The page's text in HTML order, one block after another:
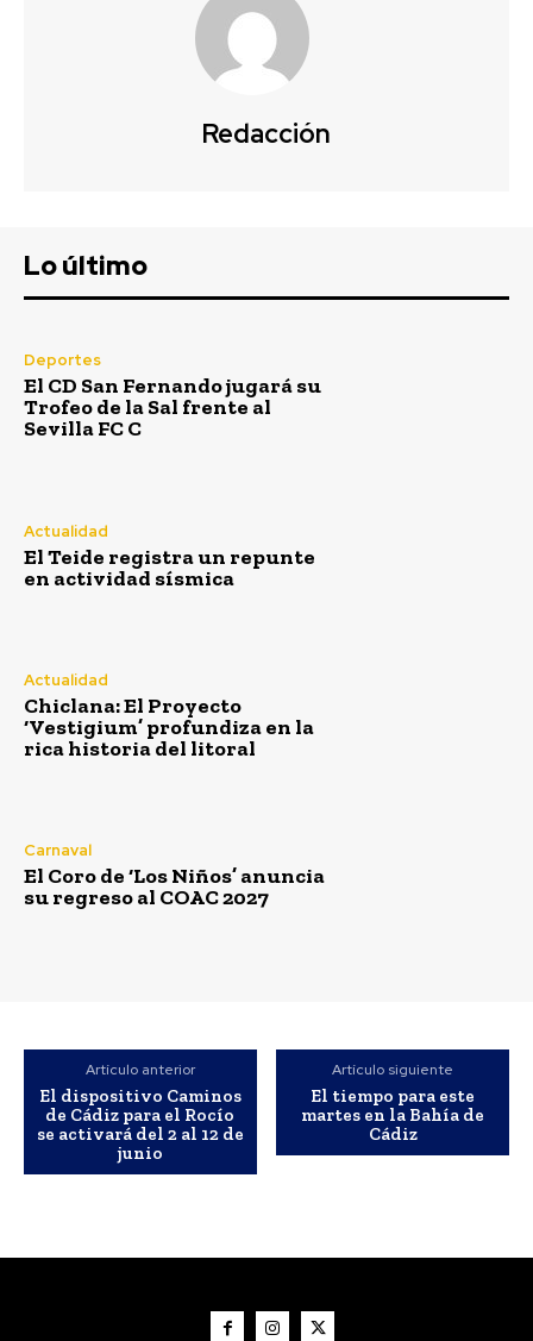
Redacción
Lo último
Deportes
El CD San Fernando jugará su
Trofeo de la Sal frente al
Sevilla FC C
Actualidad
El Teide registra un repunte
en actividad sísmica
Actualidad
Chiclana: El Proyecto
‘Vestigium’ profundiza en la
rica historia del litoral
Carnaval
El Coro de ‘Los Niños’ anuncia
su regreso al COAC 2027
Artículo anterior
El dispositivo Caminos
de Cádiz para el Rocío
se activará del 2 al 12 de
junio
Artículo siguiente
El tiempo para este
martes en la Bahía de
Cádiz